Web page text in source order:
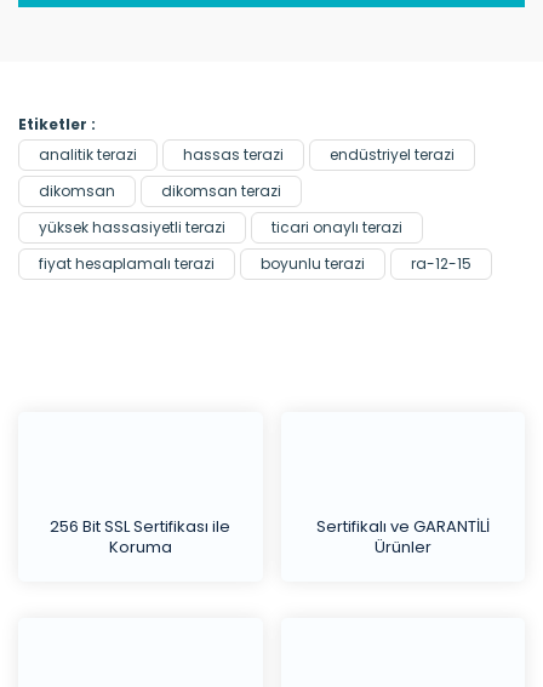
Etiketler :
analitik terazi
hassas terazi
endüstriyel terazi
dikomsan
dikomsan terazi
yüksek hassasiyetli terazi
ticari onaylı terazi
fiyat hesaplamalı terazi
boyunlu terazi ra-12-15
256 Bit SSL Sertifikası ile
Koruma
Sertifikalı ve GARANTİLİ
Ürünler